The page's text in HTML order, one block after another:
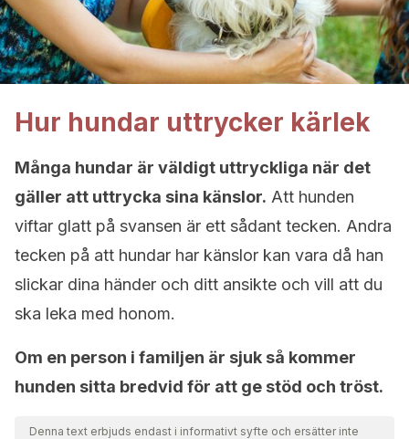
Hur hundar uttrycker kärlek
Många hundar är väldigt uttryckliga när det
gäller att uttrycka sina känslor. Att hunden
viftar glatt på svansen är ett sådant tecken. Andra
tecken på att hundar har känslor kan vara då han
slickar dina händer och ditt ansikte och vill att du
ska leka med honom.
Om en person i familjen är sjuk så kommer
hunden sitta bredvid för att ge stöd och tröst.
Denna text erbjuds endast i informativt syfte och ersätter inte